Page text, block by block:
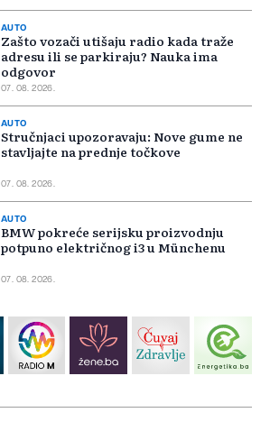
AUTO
Zašto vozači utišaju radio kada traže
adresu ili se parkiraju? Nauka ima
odgovor
07. 08. 2026.
AUTO
Stručnjaci upozoravaju: Nove gume ne
stavljajte na prednje točkove
07. 08. 2026.
AUTO
BMW pokreće serijsku proizvodnju
potpuno električnog i3 u Münchenu
07. 08. 2026.